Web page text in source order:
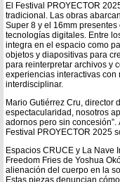
El Festival PROYECTOR
tradicional. Las obras
Super 8 y el 16mm
tecnologías digitales. Entre
integra en el espacio como
objetos y diapositivas para
para reinterpretar archivos y
experiencias interactivas
interdisciplinar.
Mario Gutiérrez Cru, director
espectacularidad, nosotros
adornos pero sin
Festival PROYECTOR 2025
Espacios CRUCE y La Nave
Freedom Fries de Yoshua
alienación del cuerpo en la